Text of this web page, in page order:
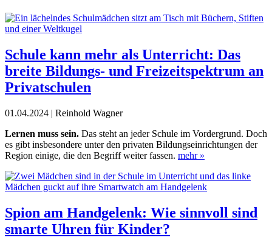
Schule kann mehr als Unterricht: Das
breite Bildungs- und Freizeitspektrum an
Privatschulen
01.04.2024 | Reinhold Wagner
Lernen muss sein. Das steht an jeder Schule im Vordergrund. Doch
es gibt insbesondere unter den privaten Bildungseinrichtungen der
Region einige, die den Begriff weiter fassen. mehr »
Spion am Handgelenk: Wie sinnvoll sind
smarte Uhren für Kinder?